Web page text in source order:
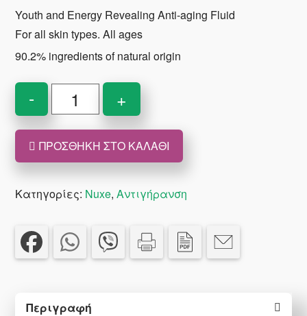
Youth and Energy Revealing Anti-aging Fluid
For all skin types. All ages
90.2% ingredients of natural origin
-
Men's
Anti-
aging
Cream
NUXE
50
ποσότητα
+
ΠΡΟΣΘΉΚΗ ΣΤΟ ΚΑΛΆΘΙ
Κατηγορίες: Nuxe,Αντιγήρανση
Περιγραφή